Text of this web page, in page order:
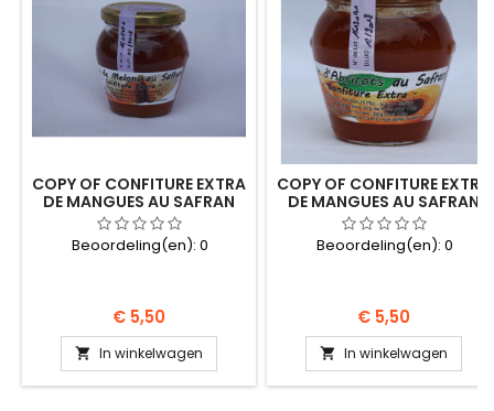
COPY OF CONFITURE EXTRA
DE MANGUES AU SAFRAN
Beoordeling(en): 0
Prijs
€ 5,50
 In winkelwagen
COPY OF CONFITURE EXTRA
DE MANGUES AU SAFRAN
Beoordeling(en): 0
Prijs
€ 5,50
 In winkelwagen